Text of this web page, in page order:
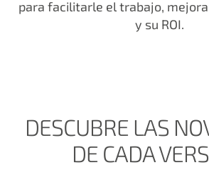
para facilitarle el trabajo,
y su ROI.
DESCUBRE LAS
DE CADA